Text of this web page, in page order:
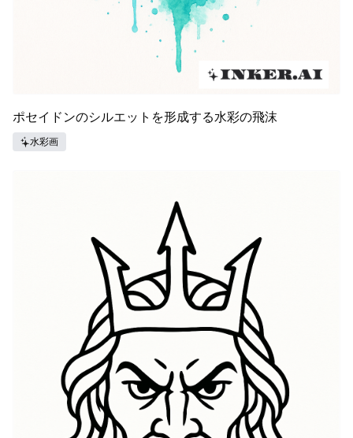
ポセイドンのシルエットを形成する水彩の飛沫
水彩画